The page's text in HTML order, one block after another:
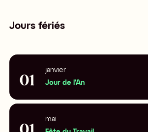
Jours fériés
01
janvier
Jour de l'An
mai